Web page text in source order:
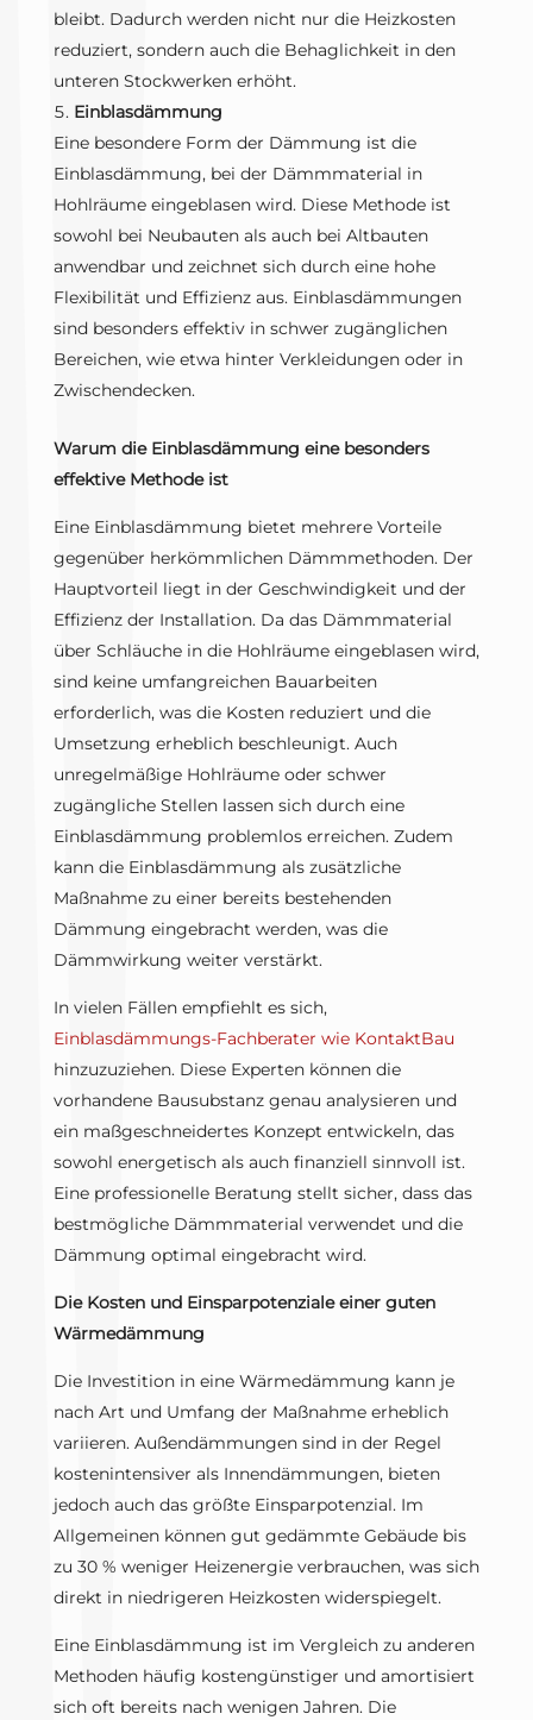
bleibt. Dadurch werden nicht nur die Heizkosten
reduziert, sondern auch die Behaglichkeit in den
unteren Stockwerken erhöht.
Einblasdämmung
Eine besondere Form der Dämmung ist die
Einblasdämmung, bei der Dämmmaterial in
Hohlräume eingeblasen wird. Diese Methode ist
sowohl bei Neubauten als auch bei Altbauten
anwendbar und zeichnet sich durch eine hohe
Flexibilität und Effizienz aus. Einblasdämmungen
sind besonders effektiv in schwer zugänglichen
Bereichen, wie etwa hinter Verkleidungen oder in
Zwischendecken.
Warum die Einblasdämmung eine besonders
effektive Methode ist
Eine Einblasdämmung bietet mehrere Vorteile
gegenüber herkömmlichen Dämmmethoden. Der
Hauptvorteil liegt in der Geschwindigkeit und der
Effizienz der Installation. Da das Dämmmaterial
über Schläuche in die Hohlräume eingeblasen wird,
sind keine umfangreichen Bauarbeiten
erforderlich, was die Kosten reduziert und die
Umsetzung erheblich beschleunigt. Auch
unregelmäßige Hohlräume oder schwer
zugängliche Stellen lassen sich durch eine
Einblasdämmung problemlos erreichen. Zudem
kann die Einblasdämmung als zusätzliche
Maßnahme zu einer bereits bestehenden
Dämmung eingebracht werden, was die
Dämmwirkung weiter verstärkt.
In vielen Fällen empfiehlt es sich,
Einblasdämmungs-Fachberater wie KontaktBau
hinzuzuziehen. Diese Experten können die
vorhandene Bausubstanz genau analysieren und
ein maßgeschneidertes Konzept entwickeln, das
sowohl energetisch als auch finanziell sinnvoll ist.
Eine professionelle Beratung stellt sicher, dass das
bestmögliche Dämmmaterial verwendet und die
Dämmung optimal eingebracht wird.
Die Kosten und Einsparpotenziale einer guten
Wärmedämmung
Die Investition in eine Wärmedämmung kann je
nach Art und Umfang der Maßnahme erheblich
variieren. Außendämmungen sind in der Regel
kostenintensiver als Innendämmungen, bieten
jedoch auch das größte Einsparpotenzial. Im
Allgemeinen können gut gedämmte Gebäude bis
zu 30 % weniger Heizenergie verbrauchen, was sich
direkt in niedrigeren Heizkosten widerspiegelt.
Eine Einblasdämmung ist im Vergleich zu anderen
Methoden häufig kostengünstiger und amortisiert
sich oft bereits nach wenigen Jahren. Die